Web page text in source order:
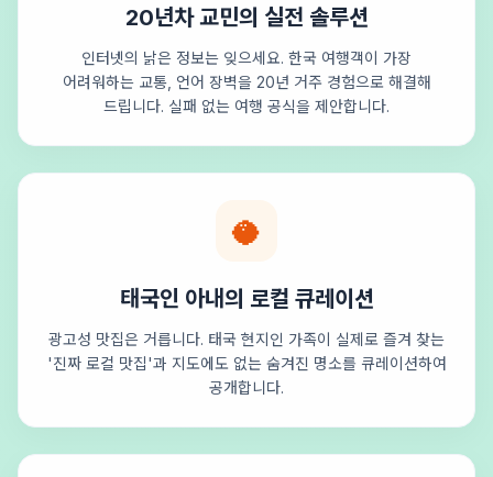
20년차 교민의 실전 솔루션
인터넷의 낡은 정보는 잊으세요. 한국 여행객이 가장
어려워하는 교통, 언어 장벽을 20년 거주 경험으로 해결해
드립니다. 실패 없는 여행 공식을 제안합니다.
🥥
태국인 아내의 로컬 큐레이션
광고성 맛집은 거릅니다. 태국 현지인 가족이 실제로 즐겨 찾는
'진짜 로컬 맛집'과 지도에도 없는 숨겨진 명소를 큐레이션하여
공개합니다.